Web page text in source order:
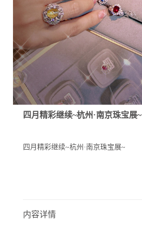
四月精彩继续~杭州·南京珠宝展~
四月精彩继续~杭州·南京珠宝展~
内容详情